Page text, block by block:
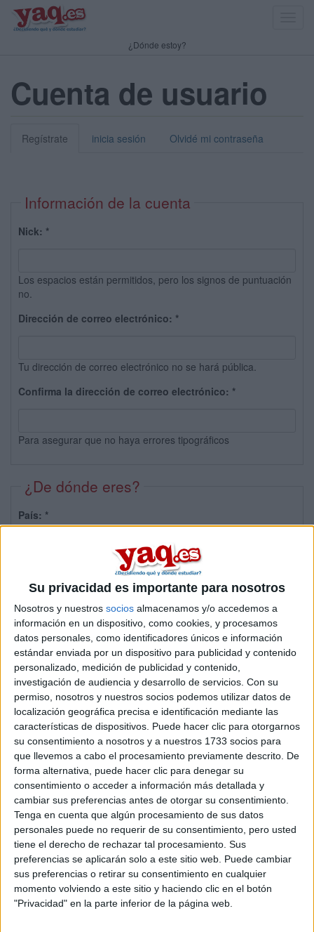
Su privacidad es importante para nosotros
Nosotros y nuestros socios almacenamos y/o accedemos a
información en un dispositivo, como cookies, y procesamos
datos personales, como identificadores únicos e información
estándar enviada por un dispositivo para publicidad y contenido
personalizado, medición de publicidad y contenido,
investigación de audiencia y desarrollo de servicios. Con su
permiso, nosotros y nuestros socios podemos utilizar datos de
localización geográfica precisa e identificación mediante las
características de dispositivos. Puede hacer clic para otorgarnos
su consentimiento a nosotros y a nuestros 1733 socios para
que llevemos a cabo el procesamiento previamente descrito. De
forma alternativa, puede hacer clic para denegar su
consentimiento o acceder a información más detallada y
cambiar sus preferencias antes de otorgar su consentimiento.
Tenga en cuenta que algún procesamiento de sus datos
personales puede no requerir de su consentimiento, pero usted
tiene el derecho de rechazar tal procesamiento. Sus
preferencias se aplicarán solo a este sitio web. Puede cambiar
sus preferencias o retirar su consentimiento en cualquier
momento volviendo a este sitio y haciendo clic en el botón
"Privacidad" en la parte inferior de la página web.
¿Dónde estoy?
Cuenta de usuario
Regístrate inicia sesión Olvidé mi contraseña
Información de la cuenta
Nick: *
Los espacios están permitidos, pero los signos de puntuación
no.
Dirección de correo electrónico: *
Tu dirección de correo electrónico no se hará pública.
Confirma la dirección de correo electrónico: *
Para asegurar que no haya errores tipográficos
¿De dónde eres?
País: *
Sobre ti
Soy:*
Chico
Chica
¿En qué año terminas (o terminaste) bachillerato o FP?
Soy estudiante de:*
Términos y Condiciones de Uso
Aceptolos Términos y Condicionesde uso*